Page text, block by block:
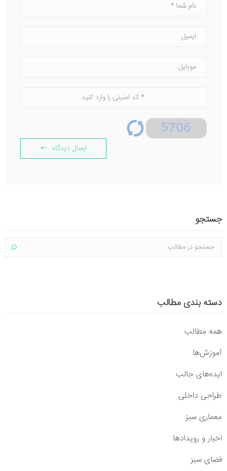
ارسال دیدگاه
جستجو
دسته بندی مطالب
همه مطالب
آموزش‌ها
ایده‌های جالب
طراحی داخلی
معماری سبز
اخبار و رویدادها
فضای سبز